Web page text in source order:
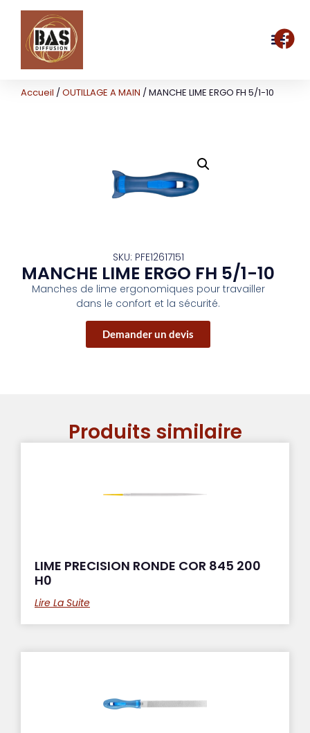
Accueil /OUTILLAGE A MAIN / MANCHE LIME ERGO FH 5/1-10
SKU: PFE12617151
MANCHE LIME ERGO FH 5/1-10
Manches de lime ergonomiques pour travailler
dans le confort et la sécurité.
Demander un devis
Produits similaire
LIME PRECISION RONDE COR 845 200
H0
Lire La Suite